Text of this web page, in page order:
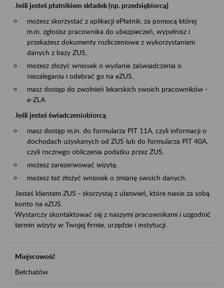
Jeśli jesteś płatnikiem składek (np. przedsiębiorcą)
możesz skorzystać z aplikacji ePłatnik, za pomocą której
m.in. zgłosisz pracownika do ubezpieczeń, wypełnisz i
przekażesz dokumenty rozliczeniowe z wykorzystaniem
danych z bazy ZUS,
możesz złożyć wniosek o wydanie zaświadczenia o
niezaleganiu i odebrać go na eZUS,
masz dostęp do zwolnień lekarskich swoich pracowników -
e-ZLA
Jeśli jesteś świadczeniobiorcą
masz dostęp m.in. do formularza PIT 11A, czyli informacji o
dochodach uzyskanych od ZUS lub do formularza PIT 40A,
czyli rocznego obliczenia podatku przez ZUS,
możesz zarezerwować wizytę,
możesz też złożyć wniosek o zmianę swoich danych.
Jesteś klientem ZUS - skorzystaj z ułatwień, które niesie za sobą
konto na eZUS.
Wystarczy skontaktować się z naszymi pracownikami i uzgodnić
termin wizyty w Twojej firmie, urzędzie i instytucji.
Miejscowość
Bełchatów